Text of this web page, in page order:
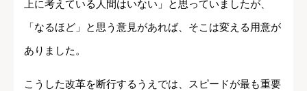
上に考えている人間はいない」と思っていましたが、
「なるほど」と思う意見があれば、そこは変える用意が
ありました。
こうした改革を断行するうえでは、スピードが最も重要